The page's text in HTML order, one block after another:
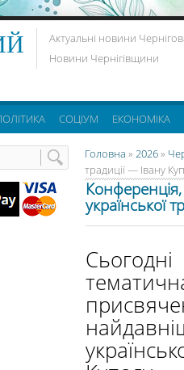
Актуальні новини
Новини Чернігівщини
СОЦІУМ ЕКОНОМІКА
Головна » 2026»
традиції — Івану
української
Сьогодні